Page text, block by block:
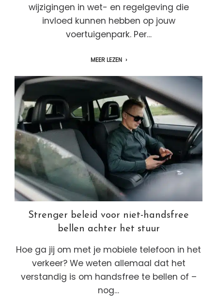
wijzigingen in wet- en regelgeving die
invloed kunnen hebben op jouw
voertuigenpark. Per…
MEER LEZEN
Strenger beleid voor niet-handsfree
bellen achter het stuur
Hoe ga jij om met je mobiele telefoon in het
verkeer? We weten allemaal dat het
verstandig is om handsfree te bellen of –
nog…